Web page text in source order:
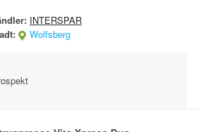
INTERSPAR
Wolfsberg